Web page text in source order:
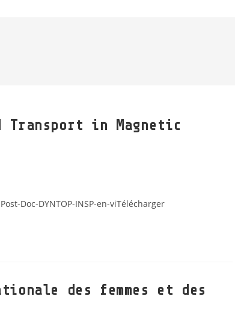
Transport in Magnetic
Doc-DYNTOP-INSP-en-viTélécharger
des femmes et des